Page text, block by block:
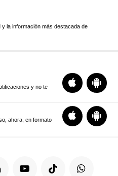
y la información más destacada de
y no te
ahora, en formato